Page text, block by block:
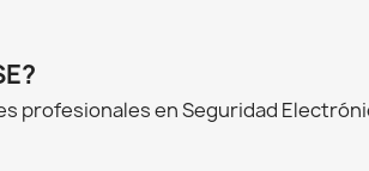
profesionales en Seguridad